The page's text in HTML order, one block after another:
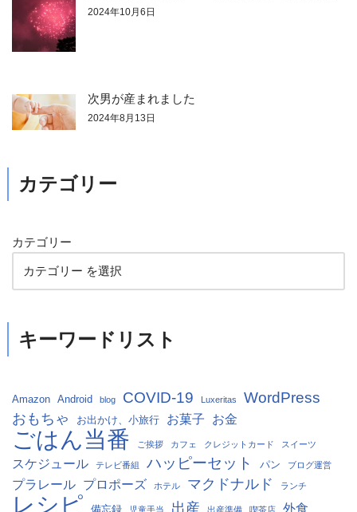
2024年10月6日
次男が産まれました
2024年8月13日
カテゴリー
カテゴリー
キーワードリスト
Amazon Android blog COVID-19 Luxeritas WordPress
おもちゃ お出かけ、小旅行 お菓子 お金
ごはん当番 ご挨拶 カフェ クレジットカード スイーツ
スケジュール テレビ番組 ハッピーセット パン ブログ運営
プラレール プロポーズ ホテル マクドナルド ランチ
レシピ 備忘録 児童手当 出産 出産準備 喫茶店 外食